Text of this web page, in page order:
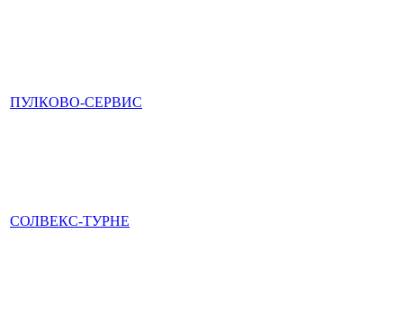
ПУЛКОВО-СЕРВИС
СОЛВЕКС-ТУРНЕ